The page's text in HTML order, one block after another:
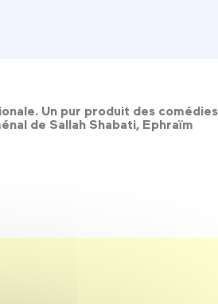
Un pur produit des comédies
de Sallah Shabati, Ephraïm